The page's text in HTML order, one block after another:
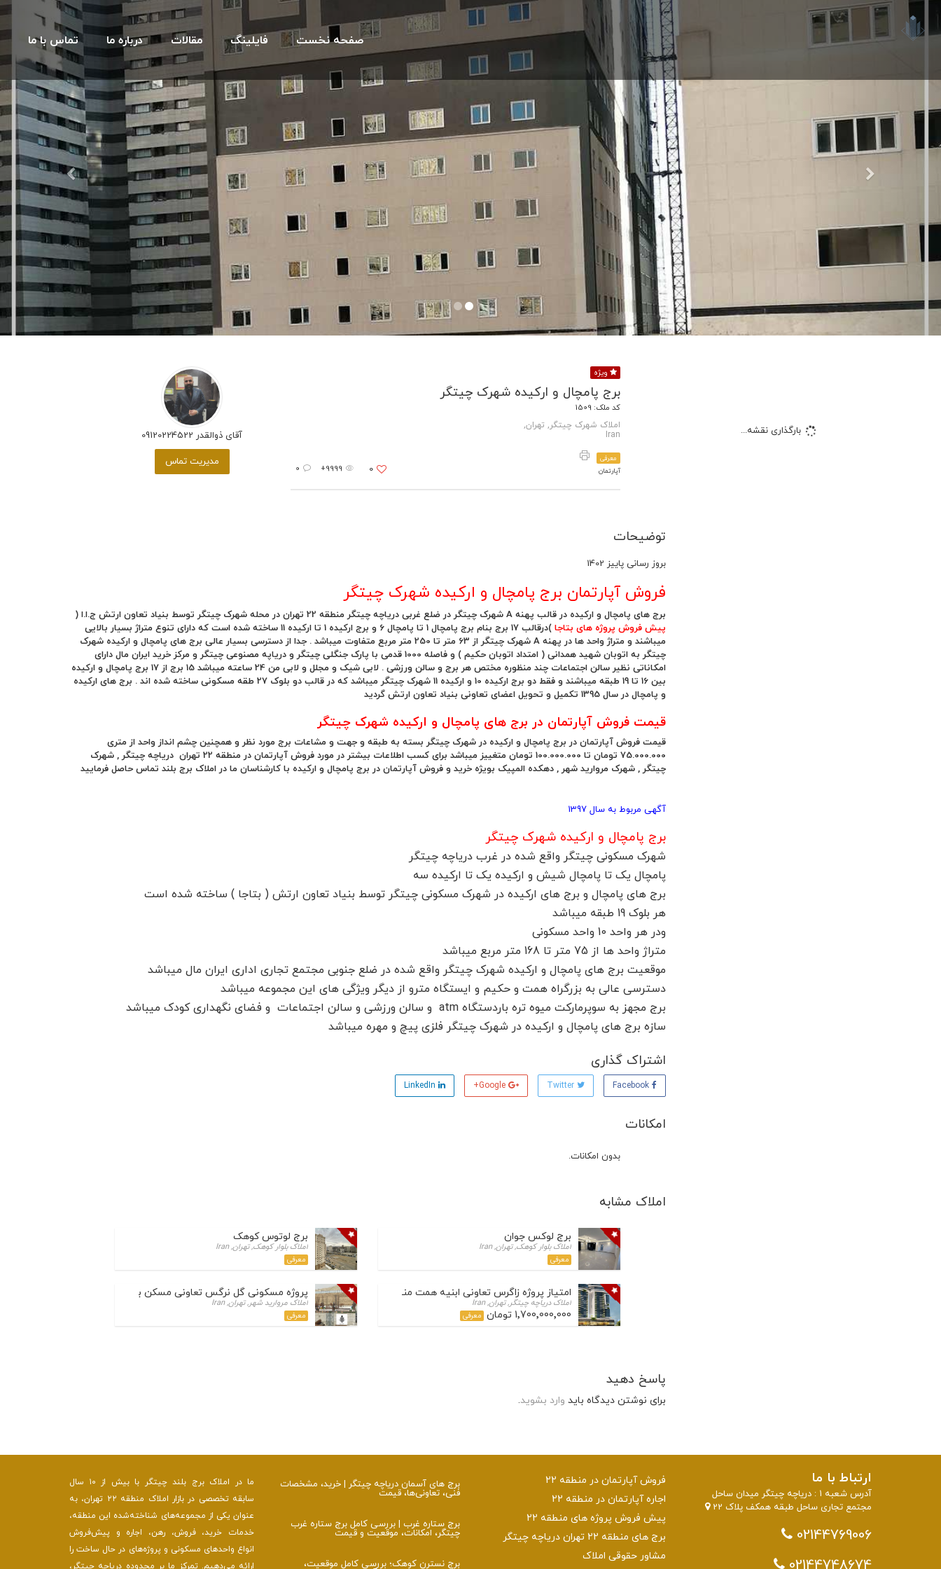
صفحه نخست فایلینگ مقالات درباره ما تماس با ما
بارگذاری نقشه...
ویژه
برج پامچال و ارکیده شهرک چیتگر
کد ملک: 1509
املاک شهرک چیتگر, تهران,
Iran
معرفی
آپارتمان
9999+
0 0
آقای ذوالقدر 09120224522
مدیریت تماس
توضیحات
بروز رسانی پاییز 1402
فروش آپارتمان برج پامچال و ارکیده شهرک چیتگر
برج های پامچال و ارکیده در قالب پهنه A شهرک چیتگر در ضلع غربی دریاچه چیتگر منطقه 22 تهران در محله شهرک چیتگر توسط بنیاد تعاون ارتش ج.ا.ا (
پیش فروش پروژه های بتاجا
)درقالب 17 برج بنام برج پامچال 1 تا پامچال 6 و برج ارکیده 1 تا ارکیده 11 ساخته شده است که دارای تنوع متراژ بسیار بالایی
میباشند و متراژ واحد ها در پهنه A شهرک چیتگر از 63 متر تا 250 متر مربع متفاوت میباشد . جدا از دسترسی بسیار عالی برج های پامچال و ارکیده شهرک
چیتگر به اتوبان شهید همدانی ( امتداد اتوبان حکیم ) و فاصله 1000 قدمی با پارک جنگلی چیتگر و دریاپه مصنوعی چیتگر و مرکز خرید ایران مال دارای
امکاناتی نظیر سالن اجتماعات چند منظوره مختص هر برج و سالن ورزشی . لابی شیک و مجلل و لابی من 24 ساعته میباشد 15 برج از 17 برج پامچال و ارکیده
بین 16 تا 19 طبقه میباشند و فقط دو برج ارکیده 10 و ارکیده 11 شهرک چیتگر میباشد که در قالب دو بلوک 27 طقه مسکونی ساخته شده اند . برج های ارکیده
و پامچال در سال 1395 تکمیل و تحویل اعضای تعاونی بنیاد تعاون ارتش گردید
قیمت فروش آپارتمان در برج های پامچال و ارکیده شهرک چیتگر
قیمت فروش آپارتمان در برج پامچال و ارکیده در شهرک چیتگر بسته به طبقه و جهت و مشاعات برج مورد نظر و همچنین چشم انداز واحد از متری
75.000.000 تومان تا 100.000.000 تومان متغییز میباشد برای کسب اطلاعات بیشتر در مورد فروش آپارتمان در منطقه 22 تهران دریاچه چیتگر , شهرک
چیتگر , شهرک مروارید شهر , دهکده المپیک بویژه خرید و فروش آپارتمان در برج پامچال و ارکیده با کارشناسان ما در املاک برج بلند تماس حاصل فرمایید
آگهی مربوط به سال 1397
برج پامچال و ارکیده شهرک چیتگر
شهرک مسکونی چیتگر واقع شده در غرب دریاچه چیتگر
پامچال یک تا پامچال شیش و ارکیده یک تا ارکیده سه
برج های پامچال و برج های ارکیده در شهرک مسکونی چیتگر توسط بنیاد تعاون ارتش ( بتاجا ) ساخته شده است
هر بلوک 19 طبقه میباشد
ودر هر واحد 10 واحد مسکونی
متراژ واحد ها از 75 متر تا 168 متر مربع میباشد
موقعیت برج های پامچال و ارکیده شهرک چیتگر واقع شده در ضلع جنوبی مجتمع تجاری اداری ایران مال میباشد
دسترسی عالی به بزرگراه همت و حکیم و ایستگاه مترو از دیگر ویژگی های این مجموعه میباشد
برج مجهز به سوپرمارکت میوه تره باردستگاه atm و سالن ورزشی و سالن اجتماعات و فضای نگهداری کودک میباشد
سازه برج های پامچال و ارکیده در شهرک چیتگر فلزی پیچ و مهره میباشد
اشتراک گذاری
Facebook
Twitter
Google+
امکانات
بدون امکانات.
املاک مشابه
برج لوکس جوان
املاک بلوار کوهک, تهران, Iran
معرفی
برج لوتوس کوهک
املاک بلوار کوهک, تهران, Iran
معرفی
امتیاز پروژه زاگرس تعاونی ابنیه همت منطقه 22
املاک دریاچه چیتگر, تهران, Iran
1٬700٬000٬000 تومان معرفی
پروژه مسکونی گل نرگس تعاونی مسکن بانک کشاورزی مروارید شهر
املاک مروارید شهر, تهران, Iran
معرفی
پاسخ دهید
برای نوشتن دیدگاه باید وارد بشوید.
ارتباط با ما
آدرس شعبه 1 : دریاچه چیتگر میدان ساحل
مجتمع تجاری ساحل طبقه همکف پلاک 22
02144769006
فروش آپارتمان در منطقه 22
اجاره آپارتمان در منطقه 22
پیش فروش پروژه های منطقه 22
برج های منطقه 22 تهران دریاچه چیتگر
مشاور حقوقی املاک
برج‌ های آسمان دریاچه چیتگر | خرید، مشخصات
فنی، تعاونی‌ها، قیمت
برج ستاره غرب | بررسی کامل برج ستاره غرب
چیتگر، امکانات، موقعیت و قیمت
برج نسترن کوهک؛ بررسی کامل موقعیت،
ما در املاک برج بلند چیتگر با بیش از ۱۰ سال
سابقه تخصصی در بازار املاک منطقه ۲۲ تهران، به
عنوان یکی از مجموعه‌های شناخته‌شده این منطقه،
خدمات خرید، فروش، رهن، اجاره و پیش‌فروش
انواع واحدهای مسکونی و پروژه‌های در حال ساخت را
ارائه می‌دهیم. تمرکز ما بر محدوده دریاچه چیتگر،